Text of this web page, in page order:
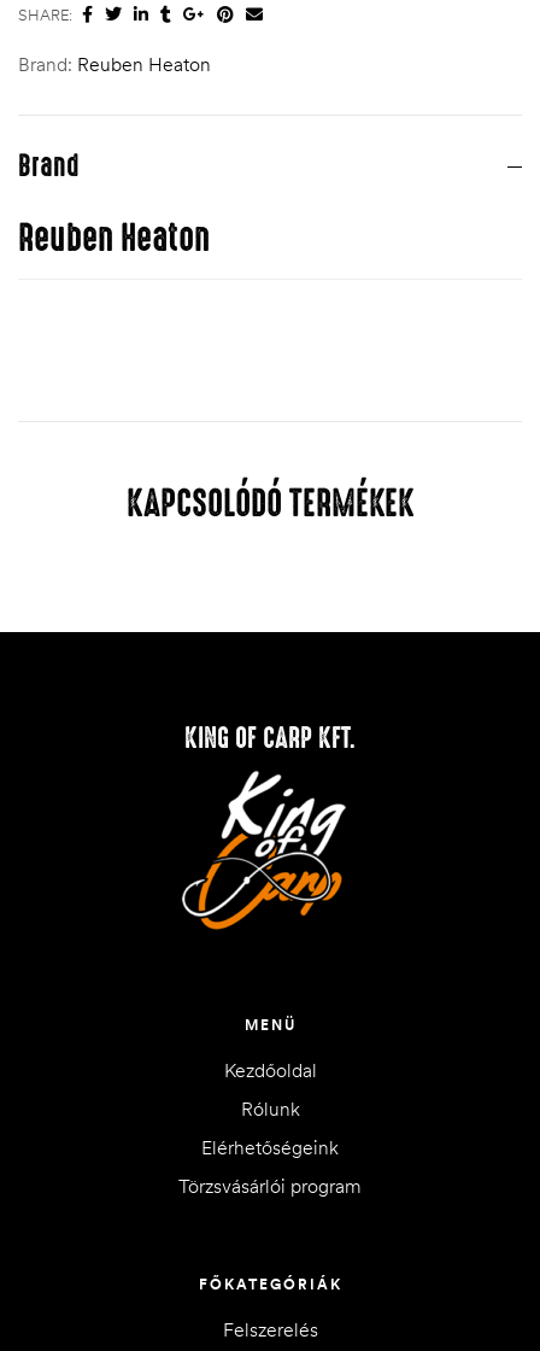
SHARE:
Brand: Reuben Heaton
Brand
Reuben Heaton
KAPCSOLÓDÓ TERMÉKEK
KING OF CARP KFT.
MENÜ
Kezdőoldal
Rólunk
Elérhetőségeink
Törzsvásárlói program
FŐKATEGÓRIÁK
Felszerelés